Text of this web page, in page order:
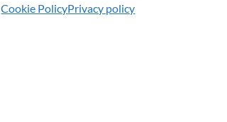
Cookie PolicyPrivacy policy